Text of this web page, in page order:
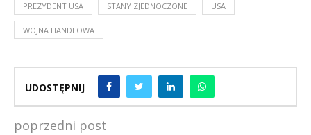
PREZYDENT USA STANY ZJEDNOCZONE USA
WOJNA HANDLOWA
UDOSTĘPNIJ
poprzedni post